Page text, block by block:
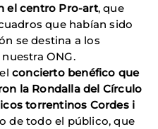
el centro Pro-art, que
que habían sido
se destina a los
ONG.
concierto benéfico que
la Rondalla del Círculo
torrentinos Cordes i
de todo el público, que